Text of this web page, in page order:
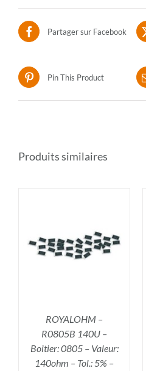
Partager sur Facebook
Pin This Product
Produits similaires
ROYALOHM –
R0805B 140U –
Boitier: 0805 – Valeur:
140ohm – Tol.: 5% –
AJOUTER AU PANIER
/
DÉTAILS